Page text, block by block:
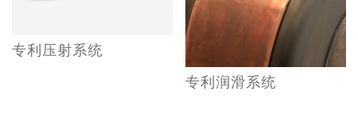
专利压射系统
专利润滑系统